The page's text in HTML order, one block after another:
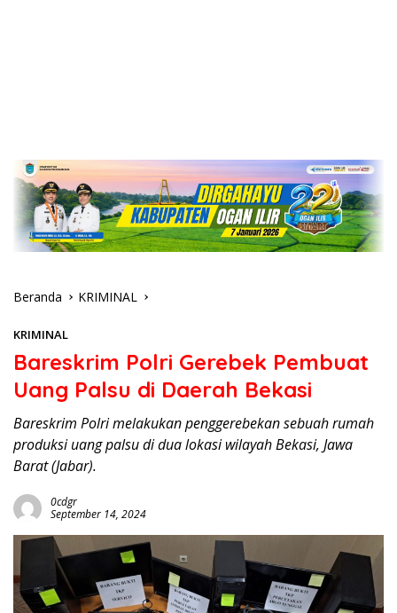
Beranda KRIMINAL
KRIMINAL
Bareskrim Polri Gerebek Pembuat
Uang Palsu di Daerah Bekasi
Bareskrim Polri melakukan penggerebekan sebuah rumah
produksi uang palsu di dua lokasi wilayah Bekasi, Jawa
Barat (Jabar).
0cdgr
September 14, 2024